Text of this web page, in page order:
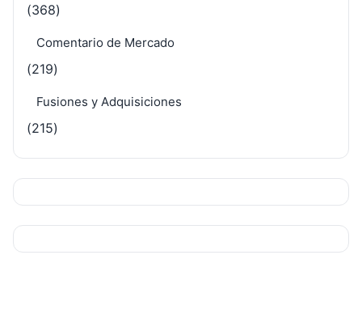
(368)
Comentario de Mercado
(219)
Fusiones y Adquisiciones
(215)